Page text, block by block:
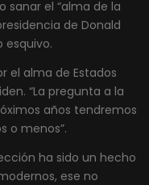
sanar el “alma de la
de Donald
esquivo.
el alma de Estados
“La pregunta a la
años tendremos
o menos”.
ha sido un hecho
ese no